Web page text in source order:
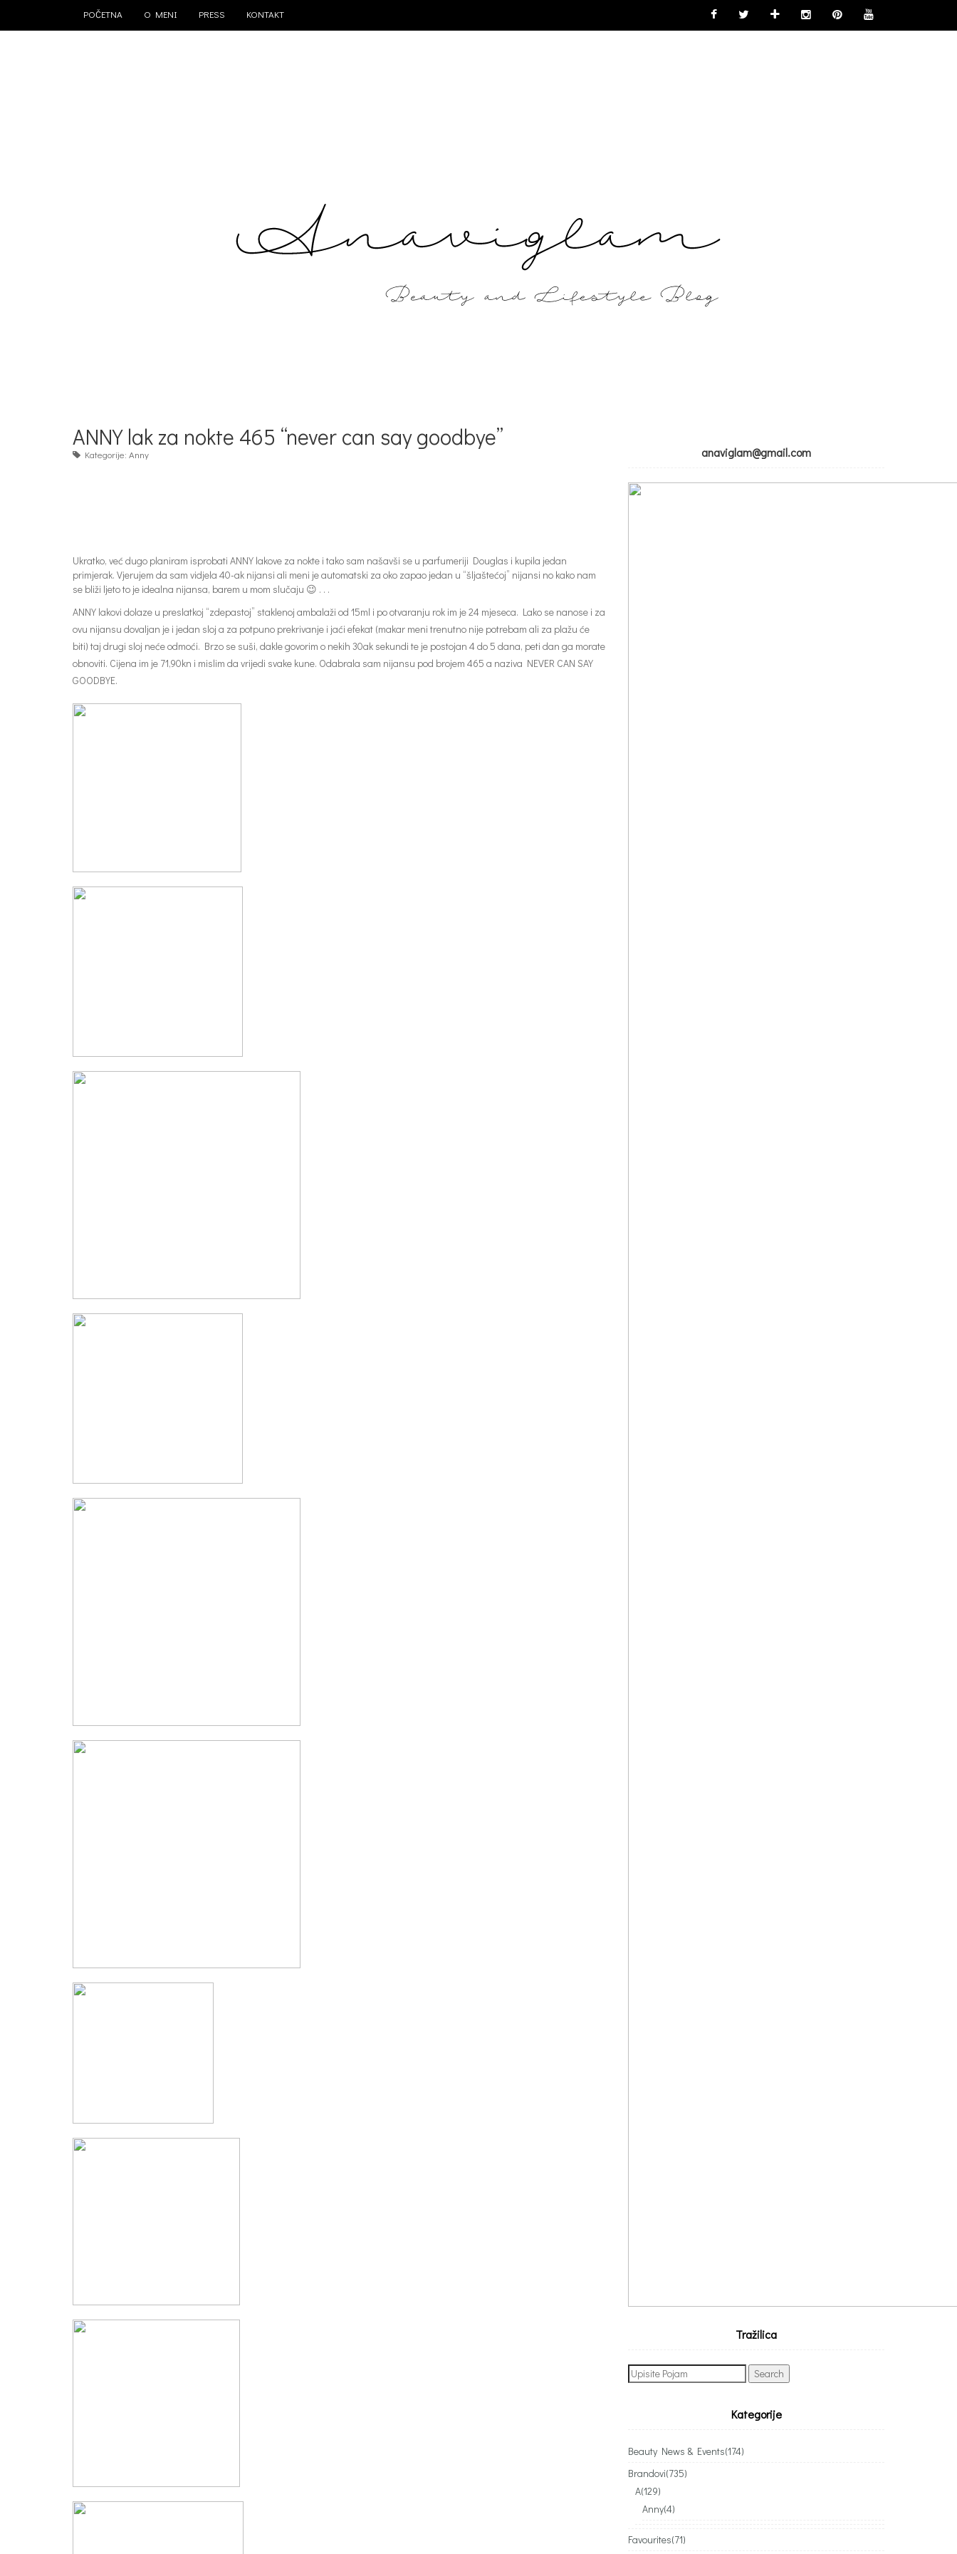
POČETNA O MENI PRESS KONTAKT
ANNY lak za nokte 465 “never can say goodbye”
Kategorije: Anny
Ukratko, već dugo planiram isprobati ANNY lakove za nokte i tako sam našavši se u parfumeriji Douglas i kupila jedan
primjerak. Vjerujem da sam vidjela 40-ak nijansi ali meni je automatski za oko zapao jedan u “šljaštećoj” nijansi no kako nam
se bliži ljeto to je idealna nijansa, barem u mom slučaju 😉 . . .
ANNY lakovi dolaze u preslatkoj “zdepastoj” staklenoj ambalaži od 15ml i po otvaranju rok im je 24 mjeseca. Lako se nanose i za
ovu nijansu dovaljan je i jedan sloj a za potpuno prekrivanje i jaći efekat (makar meni trenutno nije potrebam ali za plažu će
biti) taj drugi sloj neće odmoći. Brzo se suši, dakle govorim o nekih 30ak sekundi te je postojan 4 do 5 dana, peti dan ga morate
obnoviti. Cijena im je 71,90kn i mislim da vrijedi svake kune. Odabrala sam nijansu pod brojem 465 a naziva NEVER CAN SAY
GOODBYE.
anaviglam@gmail.com
Tražilica
Search
for:
Kategorije
Beauty News & Events(174)
Brandovi(735)
A(129)
Anny(4)
Favourites(71)